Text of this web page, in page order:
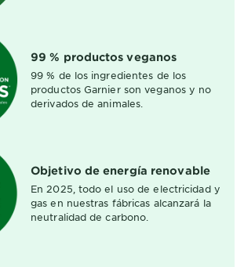
99 % productos veganos
99 % de los ingredientes de los
productos Garnier son veganos y no
derivados de animales.
Objetivo de energía renovable
En 2025, todo el uso de electricidad y
gas en nuestras fábricas alcanzará la
neutralidad de carbono.